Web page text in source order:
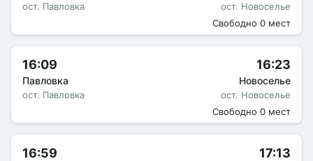
ост. Павловка
ост. Новоселье
Свободно 0 мест
16:09
Павловка
ост. Павловка
16:23
Новоселье
ост. Новоселье
Свободно 0 мест
16:59 17:13